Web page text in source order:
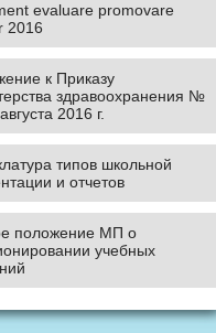
evaluare promovare
2016
к Приказу
здравоохранения №
2016 г.
типов школьной
и отчетов
положение МП о
учебных